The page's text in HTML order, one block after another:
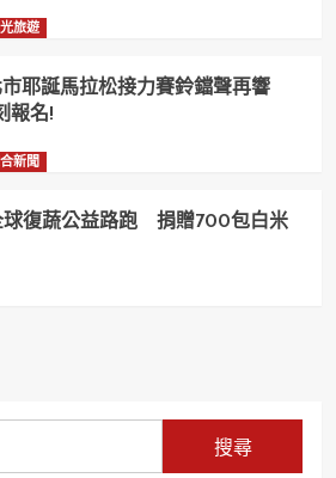
旅遊
耶誕馬拉松接力賽鈴鐺聲再響
報名!
新聞
球復蔬公益路跑 捐贈700包白米
搜尋